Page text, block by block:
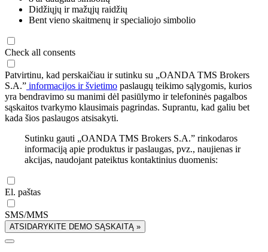
Didžiųjų ir mažųjų raidžių
Bent vieno skaitmenų ir specialiojo simbolio
Check all consents
Patvirtinu, kad perskaičiau ir sutinku su „OANDA TMS Brokers
S.A.” informacijos ir švietimo paslaugų teikimo sąlygomis, kurios
yra bendravimo su manimi dėl pasiūlymo ir telefoninės pagalbos
sąskaitos tvarkymo klausimais pagrindas. Suprantu, kad galiu bet
kada šios paslaugos atsisakyti.
Sutinku gauti „OANDA TMS Brokers S.A.” rinkodaros
informaciją apie produktus ir paslaugas, pvz., naujienas ir
akcijas, naudojant pateiktus kontaktinius duomenis:
El. paštas
SMS/MMS
ATSIDARYKITE DEMO SĄSKAITĄ »